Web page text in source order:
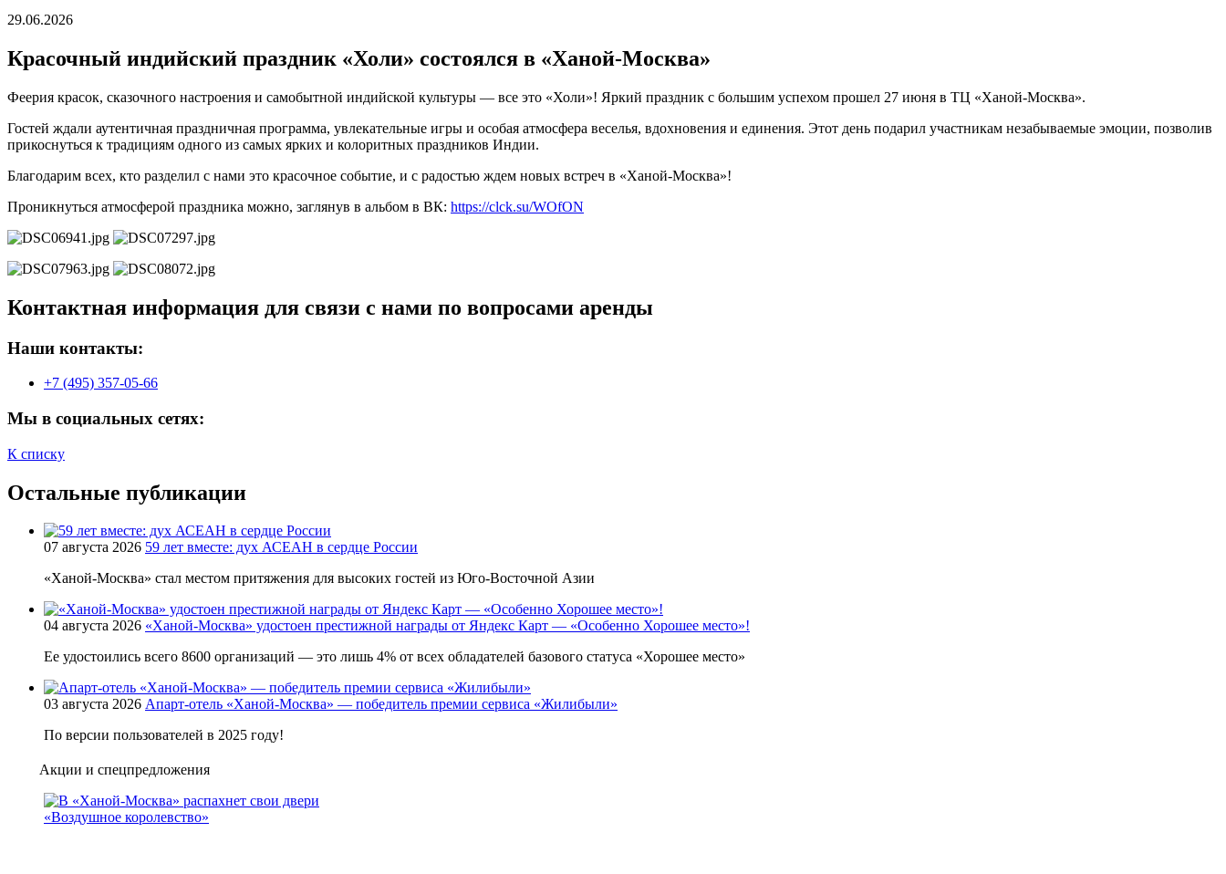
29.06.2026
Красочный индийский праздник «Холи» состоялся в «Ханой-Москва»
Феерия красок, сказочного настроения и самобытной индийской культуры — все это «Холи»! Яркий праздник с большим успехом прошел 27 июня в ТЦ «Ханой-Москва».
Гостей ждали аутентичная праздничная программа, увлекательные игры и особая атмосфера веселья, вдохновения и единения. Этот день подарил участникам незабываемые эмоции, позволив
прикоснуться к традициям одного из самых ярких и колоритных праздников Индии.
Благодарим всех, кто разделил с нами это красочное событие, и с радостью ждем новых встреч в «Ханой-Москва»!
Проникнуться атмосферой праздника можно, заглянув в альбом в ВК: https://clck.su/WOfON
Контактная информация для связи с нами по вопросами аренды
Наши контакты:
+7 (495) 357-05-66
Мы в социальных сетях:
К списку
Остальные публикации
07 августа 2026 59 лет вместе: дух АСЕАН в сердце России
«Ханой-Москва» стал местом притяжения для высоких гостей из Юго-Восточной Азии
04 августа 2026 «Ханой-Москва» удостоен престижной награды от Яндекс Карт — «Особенно Хорошее место»!
Ее удостоились всего 8600 организаций — это лишь 4% от всех обладателей базового статуса «Хорошее место»
03 августа 2026 Апарт-отель «Ханой-Москва» — победитель премии сервиса «Жилибыли»
По версии пользователей в 2025 году!
Акции и спецпредложения